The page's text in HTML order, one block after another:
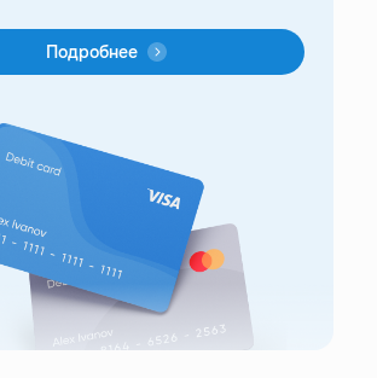
Подробнее